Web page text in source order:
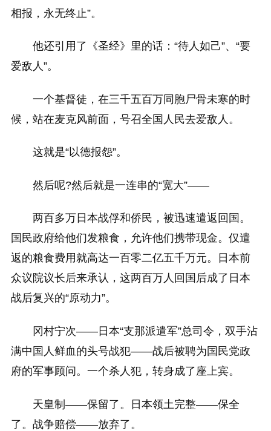
相报，永无终止”。
他还引用了《圣经》里的话：“待人如己”、“要
爱敌人”。
一个基督徒，在三千五百万同胞尸骨未寒的时
候，站在麦克风前面，号召全国人民去爱敌人。
这就是“以德报怨”。
然后呢?然后就是一连串的“宽大”——
两百多万日本战俘和侨民，被迅速遣返回国。
国民政府给他们发粮食，允许他们携带现金。仅遣
返的粮食费用就高达一百零二亿五千万元。日本前
众议院议长后来承认，这两百万人回国后成了日本
战后复兴的“原动力”。
冈村宁次——日本“支那派遣军”总司令，双手沾
满中国人鲜血的头号战犯——战后被聘为国民党政
府的军事顾问。一个杀人犯，转身成了座上宾。
天皇制——保留了。日本领土完整——保全
了。战争赔偿——放弃了。